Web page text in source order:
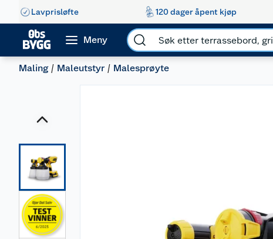
Lavprisløfte 120 dager åpent kjøp
Meny
Maling Maleutstyr Malesprøyte